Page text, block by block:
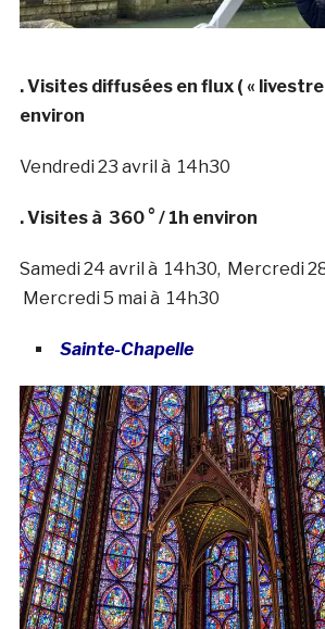
. Visites diffusées en flux ( «
environ
Vendredi 23 avril à 14h30
. Visites à 360 ° / 1h environ
Samedi 24 avril à 14h30, Mercredi
Mercredi 5 mai à 14h30
Sainte-Chapelle